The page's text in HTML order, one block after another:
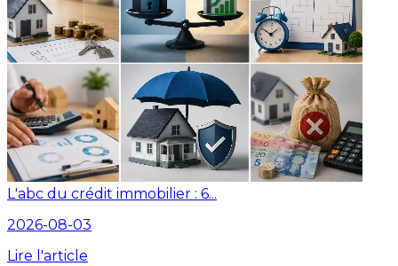
L'abc du crédit immobilier : 6...
2026-08-03
Lire l'article